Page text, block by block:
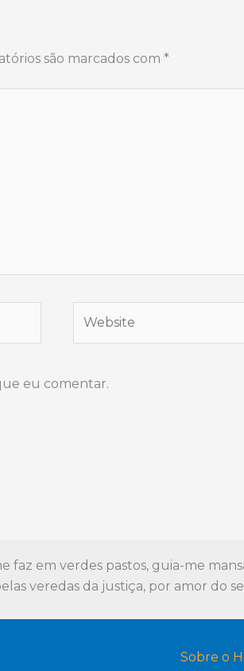
são marcados com *
eu comentar.
faz em verdes pastos, guia-me
veredas da justiça, por amor do
Sobre o